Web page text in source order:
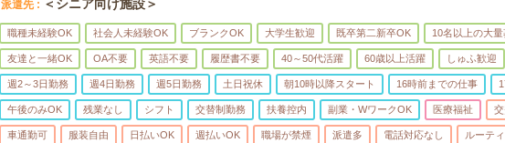
派遣先 ＜シニア向け施設＞
職種未経験OK 社会人未経験OK ブランクOK 大学生歓迎 既卒第二新卒OK 10名以上の大量
友達と一緒OK OA不要 英語不要 履歴書不要 40～50代活躍 60歳以上活躍 しゅふ歓迎
週2～3日勤務 週4日勤務 週5日勤務 土日祝休 朝10時以降スタート 16時前までの仕事
午後のみOK 残業なし シフト 交替制勤務 扶養控内 副業・WワークOK 医療福祉
車通勤可 服装自由 日払いOK 週払いOK 職場が禁煙 派遣多 電話対応なし ルーテ